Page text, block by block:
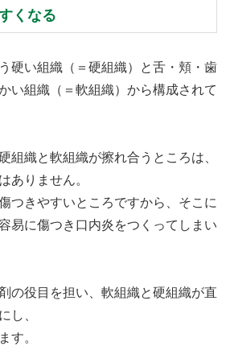
くなる
硬い組織（＝硬組織）と舌・頬・歯
い組織（＝軟組織）から構成されて
組織と軟組織が擦れ合うところは、
ありません。
つきやすいところですから、そこに
易に傷つき口内炎をつくってしまい
の役目を担い、軟組織と硬組織が直
し、
す。